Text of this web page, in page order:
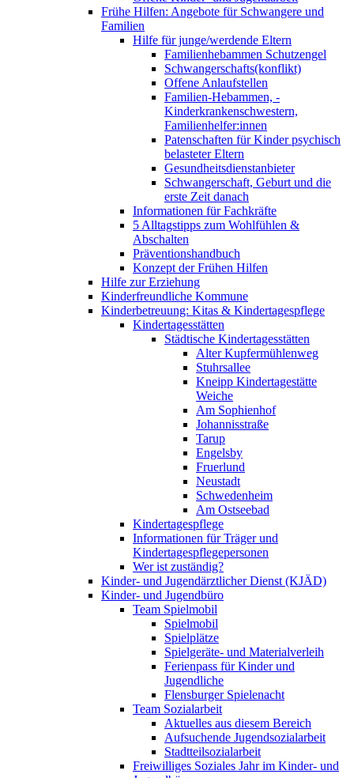
Frühe Hilfen: Angebote für Schwangere und
Familien
Hilfe für junge/werdende Eltern
Familienhebammen Schutzengel
Schwangerschafts(konflikt)
Offene Anlaufstellen
Familien-Hebammen, -
Kinderkrankenschwestern,
Familienhelfer:innen
Patenschaften für Kinder psychisch
belasteter Eltern
Gesundheitsdienstanbieter
Schwangerschaft, Geburt und die
erste Zeit danach
Informationen für Fachkräfte
5 Alltagstipps zum Wohlfühlen &
Abschalten
Präventionshandbuch
Konzept der Frühen Hilfen
Hilfe zur Erziehung
Kinderfreundliche Kommune
Kinderbetreuung: Kitas & Kindertagespflege
Kindertagesstätten
Städtische Kindertagesstätten
Alter Kupfermühlenweg
Stuhrsallee
Kneipp Kindertagestätte
Weiche
Am Sophienhof
Johannisstraße
Tarup
Engelsby
Fruerlund
Neustadt
Schwedenheim
Am Ostseebad
Kindertagespflege
Informationen für Träger und
Kindertagespflegepersonen
Wer ist zuständig?
Kinder- und Jugendärztlicher Dienst (KJÄD)
Kinder- und Jugendbüro
Team Spielmobil
Spielmobil
Spielplätze
Spielgeräte- und Materialverleih
Ferienpass für Kinder und
Jugendliche
Flensburger Spielenacht
Team Sozialarbeit
Aktuelles aus diesem Bereich
Aufsuchende Jugendsozialarbeit
Stadtteilsozialarbeit
Freiwilliges Soziales Jahr im Kinder- und